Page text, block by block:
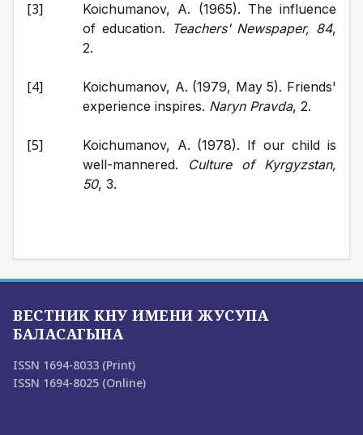
Koichumanov, A. (1965). The influence
of education. Teachers' Newspaper, 84,
2.
Koichumanov, A. (1979, May 5). Friends'
experience inspires. Naryn Pravda, 2.
Koichumanov, A. (1978). If our child is
well-mannered. Culture of Kyrgyzstan,
50, 3.
ВЕСТНИК КНУ ИМЕНИ ЖУСУПА
БАЛАСАГЫНА
ISSN 1694-8033 (Print)
ISSN 1694-8025 (Online)